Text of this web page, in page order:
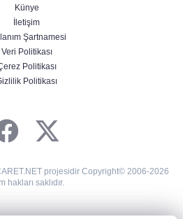
Künye
İletişim
Şartnamesi
Veri Politikası
Politikası
Politikası
projesidir Copyright© 2006-2026
hakları saklıdır.